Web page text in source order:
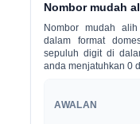
Nombor mudah
Nombor mudah
dalam format
sepuluh digit di
anda menjatuhkan 0
AWALAN